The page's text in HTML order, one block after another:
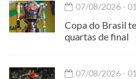
07/08/2026 -
Copa do Brasil
quartas de final
07/08/2026 -